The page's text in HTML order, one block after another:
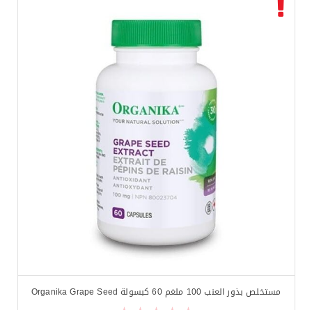
مستخلص بذور العنب 100 ملغم 60 كبسولة Organika Grape Seed